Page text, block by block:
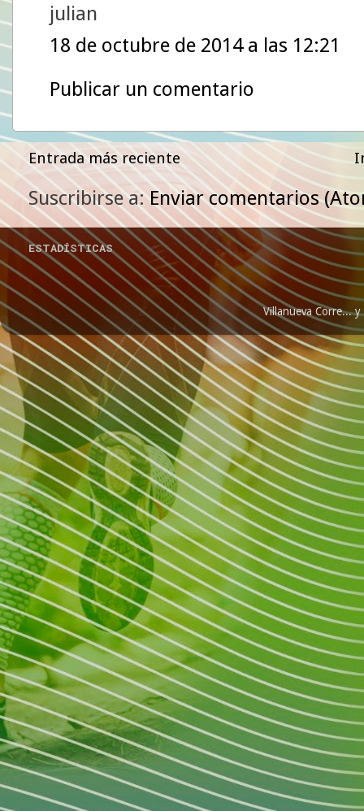
julian
18 de octubre de 2014 a las 12:21
Publicar un comentario
Entrada más reciente
Suscribirse a:Enviar comentarios
ESTADÍSTICAS
Villanueva Corre...